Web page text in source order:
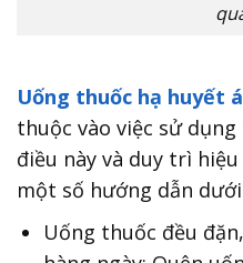
Uống thuốc hạ huyết
thuộc vào việc sử
điều này và duy trì
một số hướng dẫn dưới
Uống thuốc đều